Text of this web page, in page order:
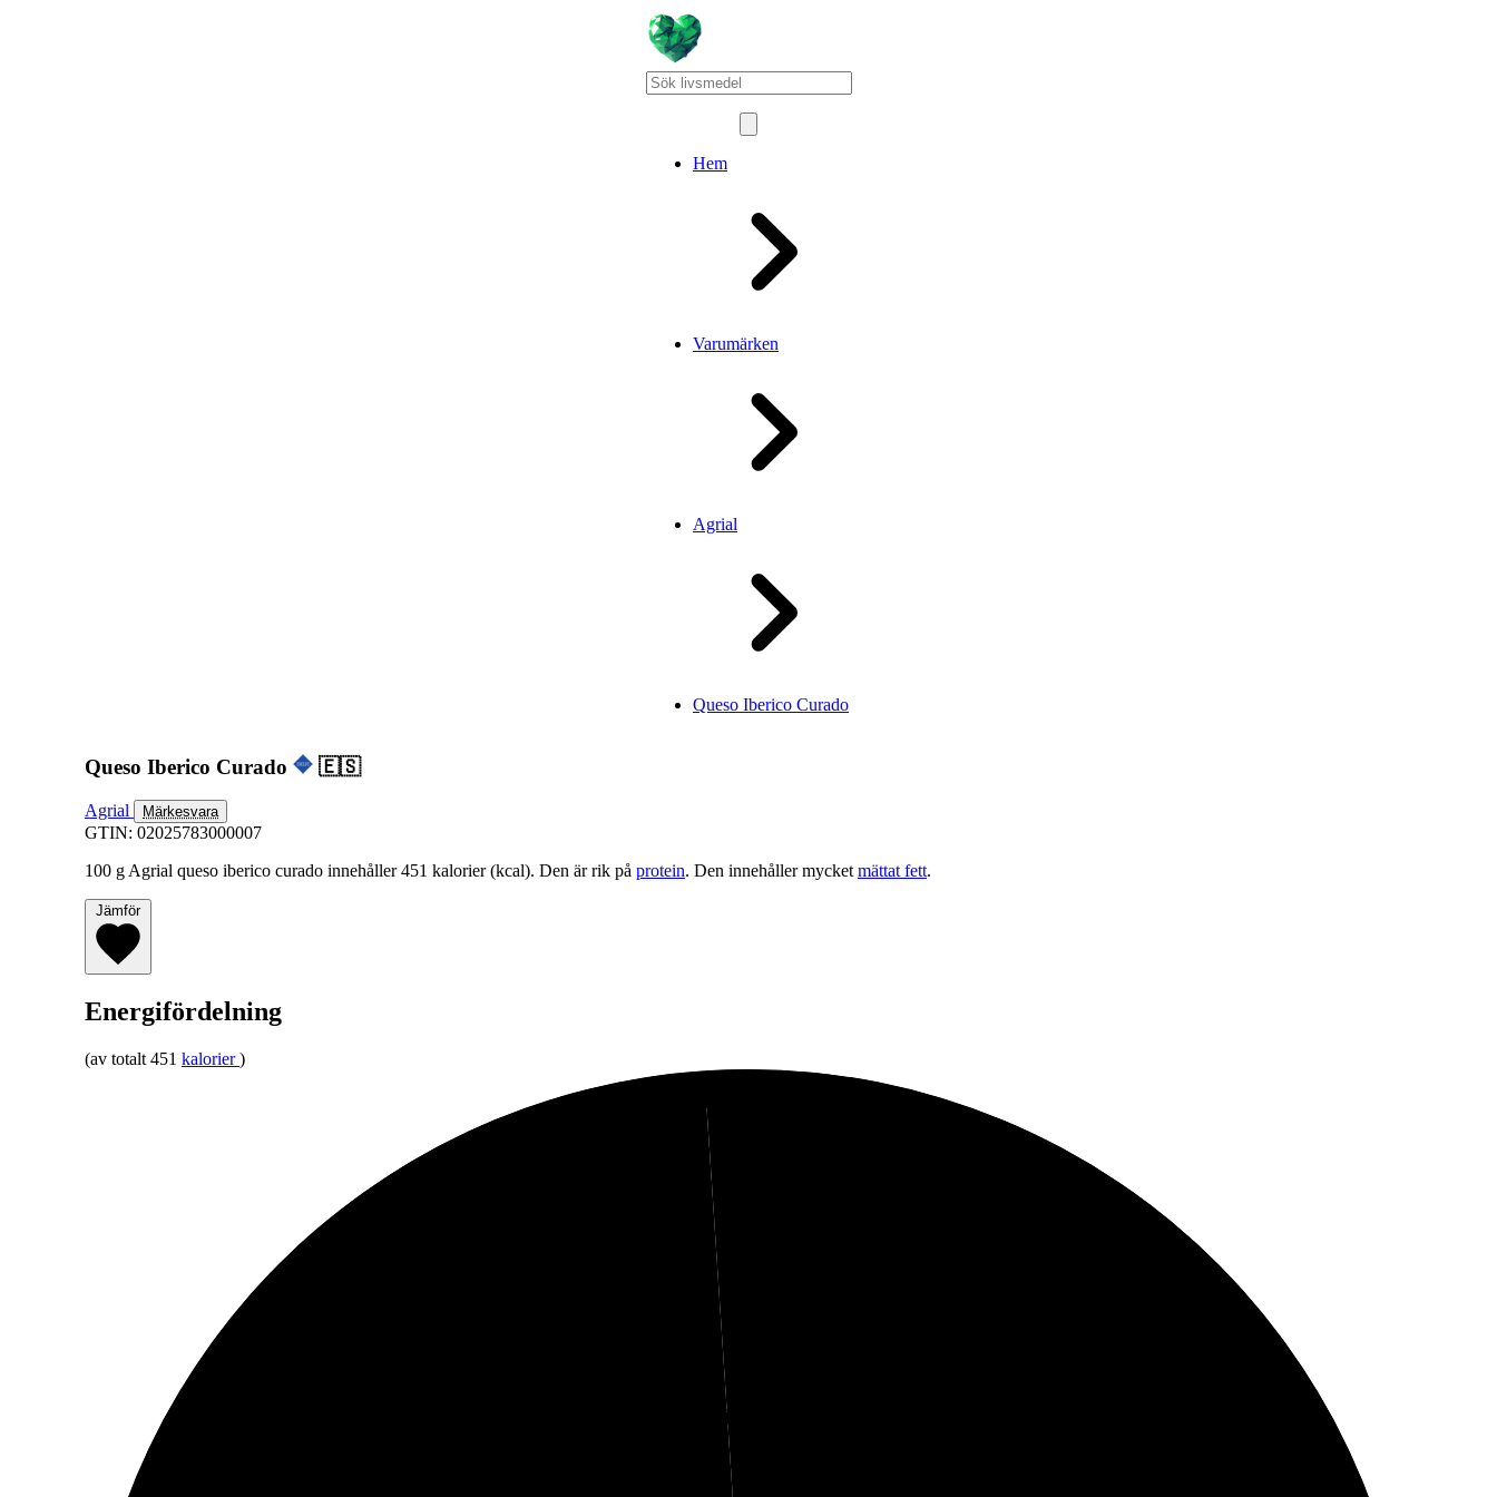
Hem
Varumärken
Agrial
Queso Iberico Curado
Queso Iberico Curado 🇪🇸
Agrial Märkesvara
GTIN: 02025783000007
100 g Agrial queso iberico curado innehåller 451 kalorier (kcal). Den är rik på protein. Den innehåller mycketmättat fett.
Jämför
Energifördelning
(av totalt 451 kalorier )
1%
Kolhydrater